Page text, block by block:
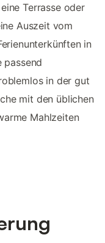
Terrasse oder
Auszeit vom
in
passend
in der gut
mit den üblichen
Mahlzeiten